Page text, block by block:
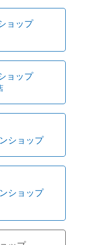
ョップ
ョップ
ショップ
ショップ